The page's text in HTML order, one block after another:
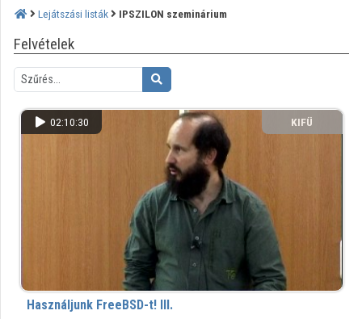
Bejelentkezés
Kategóriák
Lejátszási listák IPSZILON szeminárium
Felvételek
02:10:30 KIFÜ
Használjunk FreeBSD-t! III.